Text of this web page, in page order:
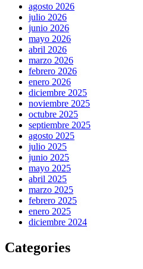
agosto 2026
julio 2026
junio 2026
mayo 2026
abril 2026
marzo 2026
febrero 2026
enero 2026
diciembre 2025
noviembre 2025
octubre 2025
septiembre 2025
agosto 2025
julio 2025
junio 2025
mayo 2025
abril 2025
marzo 2025
febrero 2025
enero 2025
diciembre 2024
Categories